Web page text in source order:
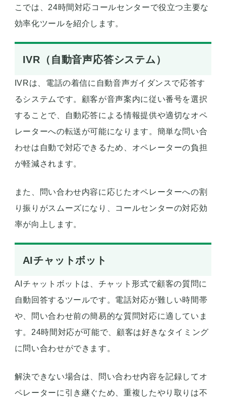
こでは、24時間対応コールセンターで役立つ主要な
効率化ツールを紹介します。
IVR（自動音声応答システム）
IVRは、電話の着信に自動音声ガイダンスで応答す
るシステムです。顧客が音声案内に従い番号を選択
することで、自動応答による情報提供や適切なオペ
レーターへの転送が可能になります。簡単な問い合
わせは自動で対応できるため、オペレーターの負担
が軽減されます。
また、問い合わせ内容に応じたオペレーターへの割
り振りがスムーズになり、コールセンターの対応効
率が向上します。
AIチャットボット
AIチャットボットは、チャット形式で顧客の質問に
自動回答するツールです。電話対応が難しい時間帯
や、問い合わせ前の簡易的な質問対応に適していま
す。24時間対応が可能で、顧客は好きなタイミング
に問い合わせができます。
解決できない場合は、問い合わせ内容を記録してオ
ペレーターに引き継ぐため、重複したやり取りは不